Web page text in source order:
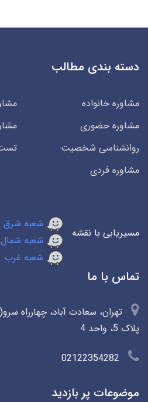
دسته بندی مطالب
مشاوره خانواده
مشاوره حضوری
روانشناسی شخصیت
مشاوره فردی
مسیریابی با نقشه
شعبه شرق
شعبه شمال
شعبه غرب
تماس با ما
تهران، سعادت آباد، چهارراه
پلاک 5، واحد 4
02122354282
موضوعات پر بازدید